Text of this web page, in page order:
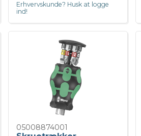
Erhvervskunde? Husk at logge
ind!
05008874001